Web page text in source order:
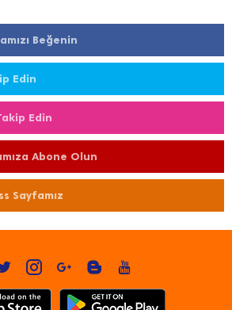
Beğenin
Edin
Edin
Abone Olun
Sayfamız